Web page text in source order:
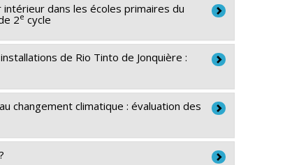
dans les écoles primaires du
2e cycle
(FQRNT)
de Rio Tinto de Jonquière :
(FQRNT)
les fonds de recherche du Québec)
changement climatique : évaluation des